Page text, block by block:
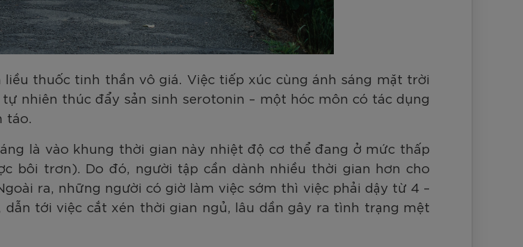
thuốc tinh thần vô giá. Việc tiếp xúc cùng ánh sáng mặt trời
nhiên thúc đẩy sản sinh serotonin – một hóc môn có tác dụng
táo.
là vào khung thời gian này nhiệt độ cơ thể đang ở mức thấp
bôi trơn). Do đó, người tập cần dành nhiều thời gian hơn cho
ra, những người có giờ làm việc sớm thì việc phải dậy từ 4 –
tới việc cắt xén thời gian ngủ, lâu dần gây ra tình trạng mệt